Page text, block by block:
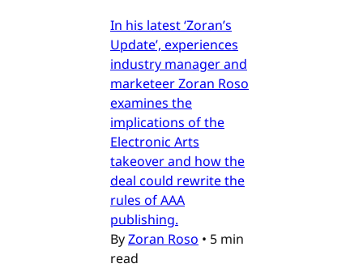
In his latest ‘Zoran’s
Update’, experiences
industry manager and
marketeer Zoran Roso
examines the
implications of the
Electronic Arts
takeover and how the
deal could rewrite the
rules of AAA
publishing.
ByZoran Roso • 5 min
read